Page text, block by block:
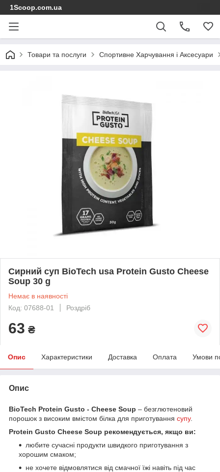
1Scoop.com.ua
Товари та послуги Спортивне Харчування і Аксесуари
Сирний суп BioTech usa Protein Gusto Cheese
Soup 30 g
Немає в наявності
Код: 07688-01
Роздріб
63 ₴
Опис Характеристики Доставка Оплата Умови
Опис
BioTech Protein Gusto - Cheese Soup – безглютеновий
порошок з високим вмістом білка для приготування супу.
Protein Gusto Cheese Soup рекомендується, якщо ви:
любите сучасні продукти швидкого приготування з
хорошим смаком;
не хочете відмовлятися від смачної їжі навіть під час